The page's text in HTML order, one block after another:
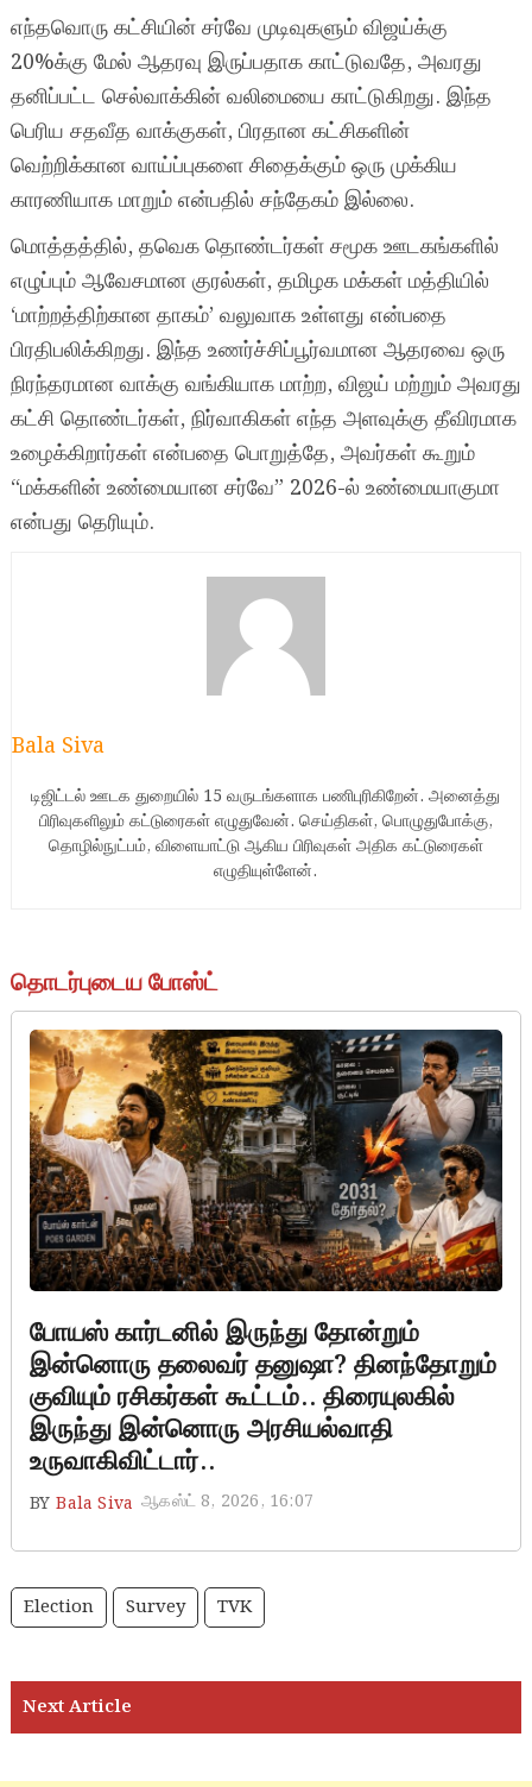
எந்தவொரு கட்சியின் சர்வே முடிவுகளும் விஜய்க்கு
20%க்கு மேல் ஆதரவு இருப்பதாக காட்டுவதே, அவரது
தனிப்பட்ட செல்வாக்கின் வலிமையை காட்டுகிறது. இந்த
பெரிய சதவீத வாக்குகள், பிரதான கட்சிகளின்
வெற்றிக்கான வாய்ப்புகளை சிதைக்கும் ஒரு முக்கிய
காரணியாக மாறும் என்பதில் சந்தேகம் இல்லை.
மொத்தத்தில், தவெக தொண்டர்கள் சமூக ஊடகங்களில்
எழுப்பும் ஆவேசமான குரல்கள், தமிழக மக்கள் மத்தியில்
‘மாற்றத்திற்கான தாகம்’ வலுவாக உள்ளது என்பதை
பிரதிபலிக்கிறது. இந்த உணர்ச்சிப்பூர்வமான ஆதரவை ஒரு
நிரந்தரமான வாக்கு வங்கியாக மாற்ற, விஜய் மற்றும் அவரது
கட்சி தொண்டர்கள், நிர்வாகிகள் எந்த அளவுக்கு தீவிரமாக
உழைக்கிறார்கள் என்பதை பொறுத்தே, அவர்கள் கூறும்
“மக்களின் உண்மையான சர்வே” 2026-ல் உண்மையாகுமா
என்பது தெரியும்.
Bala Siva
டிஜிட்டல் ஊடக துறையில் 15 வருடங்களாக பணிபுரிகிறேன். அனைத்து
பிரிவுகளிலும் கட்டுரைகள் எழுதுவேன். செய்திகள், பொழுதுபோக்கு,
தொழில்நுட்பம், விளையாட்டு ஆகிய பிரிவுகள் அதிக கட்டுரைகள்
எழுதியுள்ளேன்.
தொடர்புடைய போஸ்ட்
போயஸ் கார்டனில் இருந்து தோன்றும்
இன்னொரு தலைவர் தனுஷா? தினந்தோறும்
குவியும் ரசிகர்கள் கூட்டம்.. திரையுலகில்
இருந்து இன்னொரு அரசியல்வாதி
உருவாகிவிட்டார்..
BY Bala Siva ஆகஸ்ட் 8, 2026, 16:07
Election Survey TVK